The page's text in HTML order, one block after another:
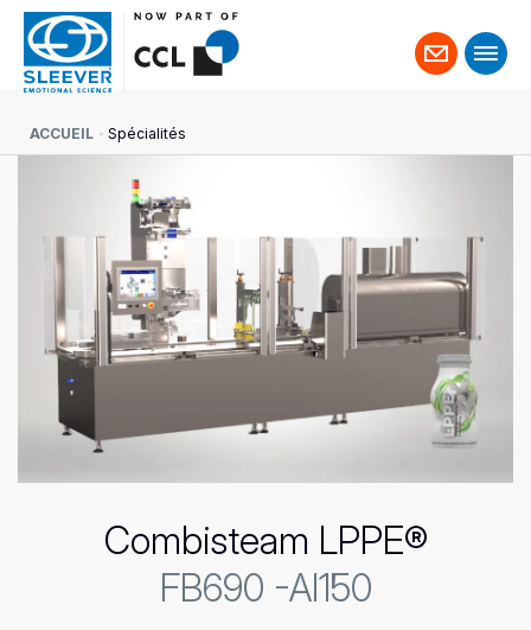
Contact
ACCUEIL Spécialités
Combisteam LPPE®
FB690 -AI150